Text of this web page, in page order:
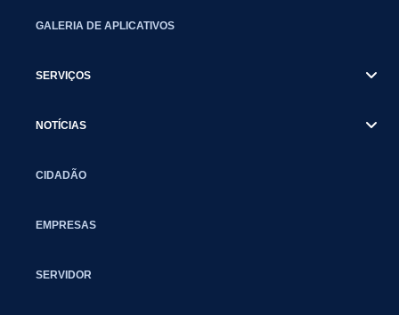
GALERIA DE APLICATIVOS
SERVIÇOS
NOTÍCIAS
CIDADÃO
EMPRESAS
SERVIDOR